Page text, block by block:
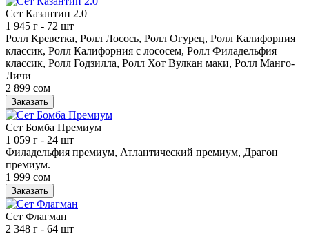
Сет Казантип 2.0
1 945 г - 72 шт
Ролл Креветка, Ролл Лосось, Ролл Огурец, Ролл Калифорния
классик, Ролл Калифорния с лососем, Ролл Филадельфия
классик, Ролл Годзилла, Ролл Хот Вулкан маки, Ролл Манго-
Личи
2 899 сом
Заказать
Сет Бомба Премиум
1 059 г - 24 шт
Филадельфия премиум, Атлантический премиум, Драгон
премиум.
1 999 сом
Заказать
Сет Флагман
2 348 г - 64 шт